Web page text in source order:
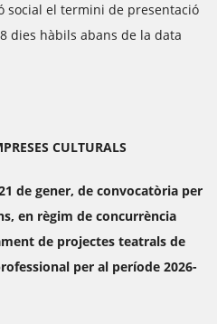
social el termini de presentació
dies hàbils abans de la data
CULTURALS
de gener, de convocatòria per
en règim de concurrència
de projectes teatrals de
per al període 2026-